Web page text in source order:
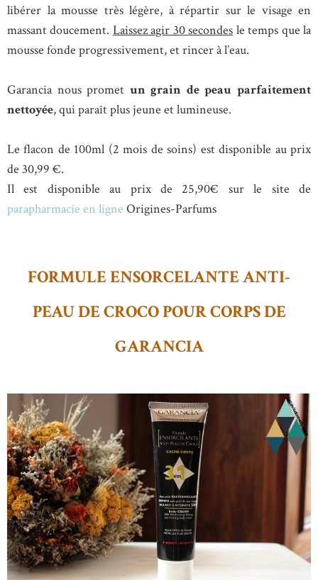
libérer la mousse très légère, à répartir sur le visage en
massant doucement. Laissez agir 30 secondes le temps que la
mousse fonde progressivement, et rincer à l’eau.
Garancia nous promet un grain de peau parfaitement
nettoyée, qui paraît plus jeune et lumineuse.
Le flacon de 100ml (2 mois de soins) est disponible au prix
de 30,99 €.
Il est disponible au prix de 25,90€ sur le site de
parapharmacie en ligne Origines-Parfums
FORMULE ENSORCELANTE ANTI-
PEAU DE CROCO POUR CORPS DE
GARANCIA